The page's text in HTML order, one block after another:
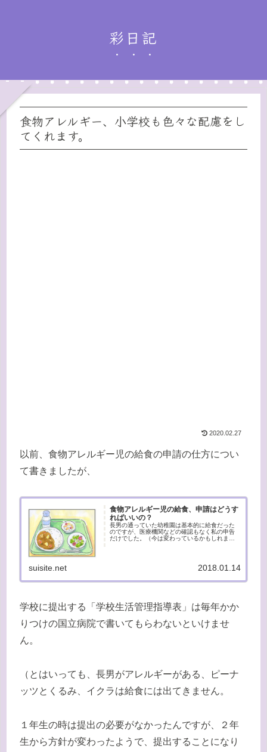
彩日記
食物アレルギー、小学校も色々な配慮をし
てくれます。
2020.02.27
以前、食物アレルギー児の給食の申請の仕方につい
て書きましたが、
食物アレルギー児の給食、申請はどうす
ればいいの？
長男の通っていた幼稚園は基本的に給食だった
のですが、医療機関などの確認もなく私の申告
だけでした。（今は変わっているかもしれませ
suisite.net 2018.01.14
学校に提出する「学校生活管理指導表」は毎年かか
りつけの国立病院で書いてもらわないといけませ
ん。
（とはいっても、長男がアレルギーがある、ピーナ
ッツとくるみ、イクラは給食には出てきません。
１年生の時は提出の必要がなかったんですが、２年
生から方針が変わったようで、提出することになり